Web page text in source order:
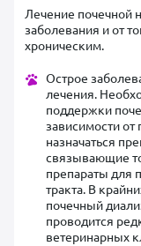
Лечение почечной
заболевания и от
хроническим.
Острое
лечения.
поддержки
зависимости
назначаться
связывающие
препараты для
тракта. В
почечный
проводится
ветеринарных